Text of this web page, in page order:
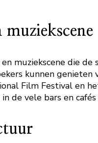
muziekscene die
kunnen genieten
Film Festival en
de vele bars en